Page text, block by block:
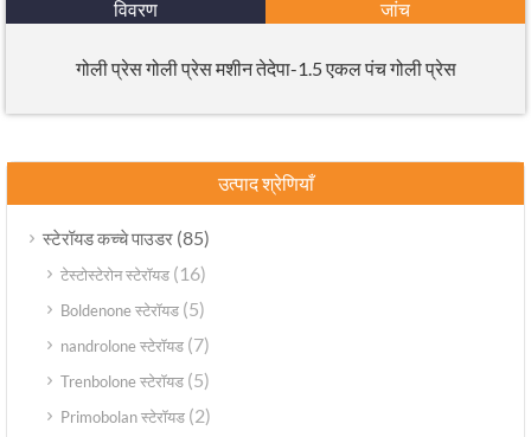
विवरण जांच
गोली प्रेस गोली प्रेस मशीन तेदेपा-1.5 एकल पंच गोली प्रेस
उत्पाद श्रेणियाँ
स्टेरॉयड कच्चे पाउडर (85)
टेस्टोस्टेरोन स्टेरॉयड (16)
Boldenone स्टेरॉयड (5)
nandrolone स्टेरॉयड (7)
Trenbolone स्टेरॉयड (5)
Primobolan स्टेरॉयड (2)